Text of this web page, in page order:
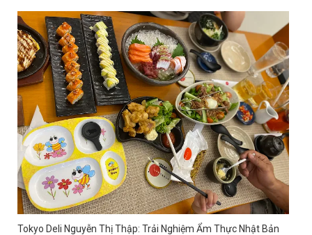
Tokyo Deli Nguyễn Thị Thập: Trải Nghiệm Ẩm Thực Nhật Bản